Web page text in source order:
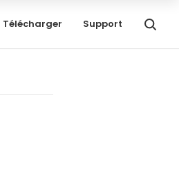
Télécharger Support